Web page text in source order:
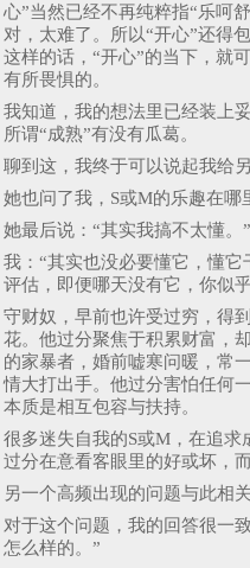
心”当然已经不再纯粹指“乐呵
对，太难了。所以“开心”还得
这样的话，“开心”的当下，就
有所畏惧的。
我知道，我的想法里已经装上
所谓“成熟”有没有瓜葛。
聊到这，我终于可以说起我给
她也问了我，S或M的乐趣在哪
她最后说：“其实我搞不太懂。”
我：“其实也没必要懂它，懂
评估，即便哪天没有它，你似
守财奴，早前也许受过穷，得
花。他过分聚焦于积累财富，
的家暴者，婚前嘘寒问暖，常
情大打出手。他过分害怕任何
本质是相互包容与扶持。
很多迷失自我的S或M，在追求
过分在意看客眼里的好或坏，
另一个高频出现的问题与此相
对于这个问题，我的回答很一
怎么样的。”